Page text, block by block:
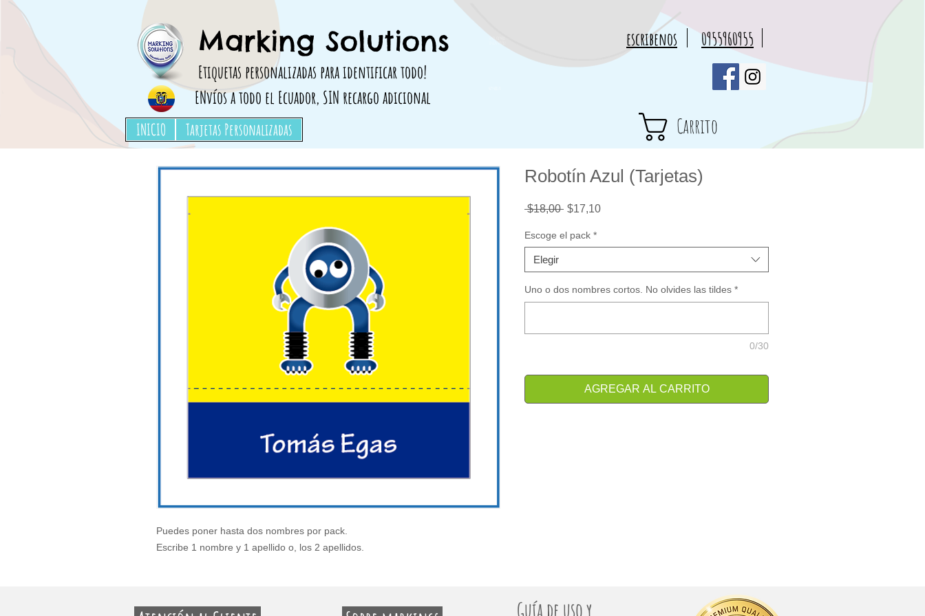
Marking Solutions
564812319481
314828 498717
Etiquetas personalizadas para identificar todo!
ENvíos a todo el Ecuador, SIN recargo adicional
INICIO Tarjetas Personalizadas
escribenos 0955960955
Carrito
Puedes poner hasta dos nombres por pack.
Escribe 1 nombre y 1 apellido o, los 2 apellidos.
Robotín Azul (Tarjetas)
$18,00 Precio
$17,10Precio
Escoge el pack *
Elegir
Uno o dos nombres cortos. No olvides las tildes *
0/30
AGREGAR AL CARRITO
Guía de uso y